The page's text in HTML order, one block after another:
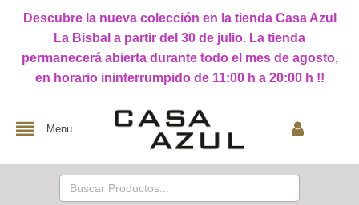
Descubre la nueva colección en la tienda Casa Azul
La Bisbal a partir del 30 de julio. La tienda
permanecerá abierta durante todo el mes de agosto,
en horario ininterrumpido de 11:00 h a 20:00 h !!
Menu
Buscar: